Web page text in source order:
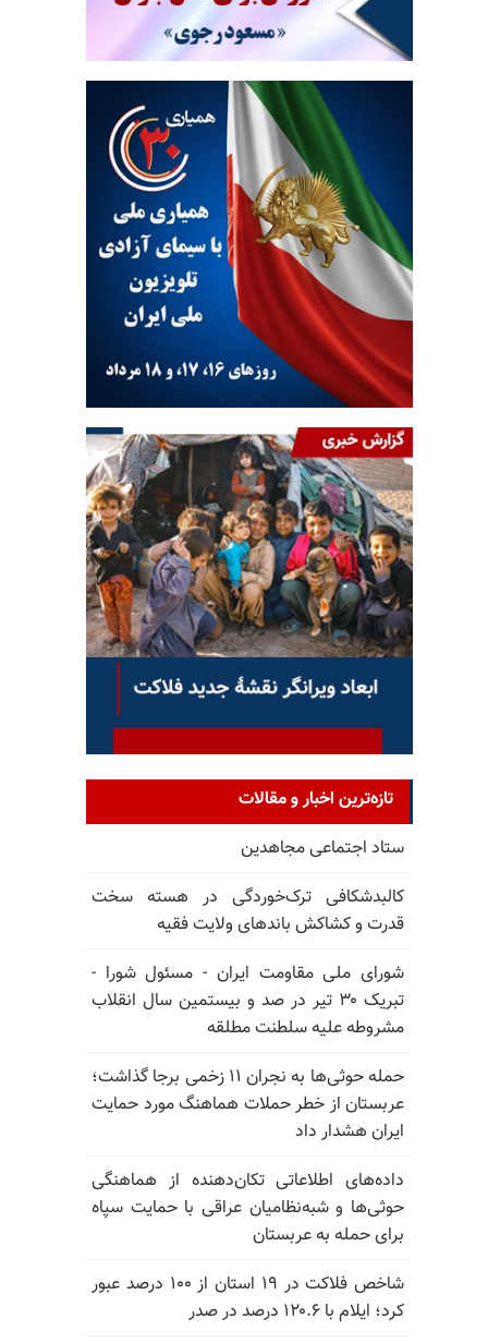
تازه‌ترین اخبار و مقالات
ستاد اجتماعی مجاهدین
کالبدشکافی ترک‌خوردگی در هسته سخت
قدرت و کشاکش باندهای ولایت فقیه
شورای ملی مقاومت ایران - مسئول شورا -
تبریک ۳۰ تیر در صد و بیستمین سال انقلاب
مشروطه علیه سلطنت مطلقه
حمله حوثی‌ها به نجران ۱۱ زخمی برجا گذاشت؛
عربستان از خطر حملات هماهنگ مورد حمایت
ایران هشدار داد
داده‌های اطلاعاتی تکان‌دهنده از هماهنگی
حوثی‌ها و شبه‌نظامیان عراقی با حمایت سپاه
برای حمله به عربستان
شاخص فلاکت در ۱۹ استان از ۱۰۰ درصد عبور
کرد؛ ایلام با ۱۲۰.۶ درصد در صدر